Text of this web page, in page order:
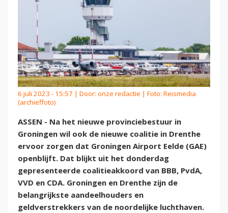
6 juli 2023 - 15:57 | Door: onze redactie | Foto: Reismedia
(archieffoto)
ASSEN - Na het nieuwe provinciebestuur in
Groningen wil ook de nieuwe coalitie in Drenthe
ervoor zorgen dat Groningen Airport Eelde (GAE)
openblijft. Dat blijkt uit het donderdag
gepresenteerde coalitieakkoord van BBB, PvdA,
VVD en CDA. Groningen en Drenthe zijn de
belangrijkste aandeelhouders en
geldverstrekkers van de noordelijke luchthaven.